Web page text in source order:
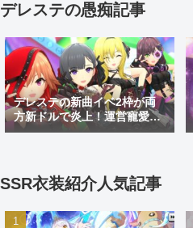
デレステの愚痴記事
デレステの新曲イベ2枠が両
方新ドルで炎上！運営寵愛白
黒コンビと当て馬踏み台しき
SSR衣装紹介人気記事